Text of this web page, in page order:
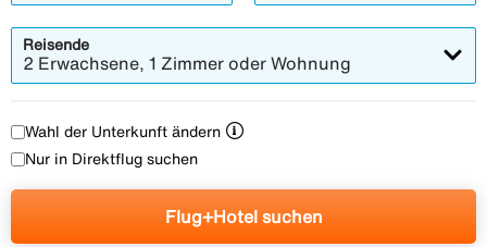
Reisende
2 Erwachsene, 1 Zimmer oder Wohnung
Wahl der Unterkunft ändern
Nur in Direktflug suchen
Flug+Hotel suchen